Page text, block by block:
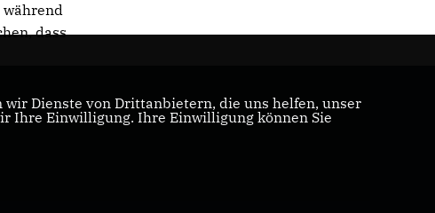
während
dass
wir Dienste von Drittanbietern, die uns helfen, unser
Ihre Einwilligung. Ihre Einwilligung können Sie